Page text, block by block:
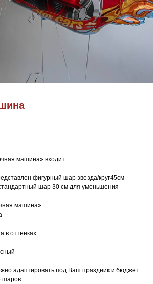
машина» входит:
фигурный шар звезда/круг45см
шар 30 см для уменьшения
машина»
в оттенках:
адаптировать под Ваш праздник и бюджет:
шаров